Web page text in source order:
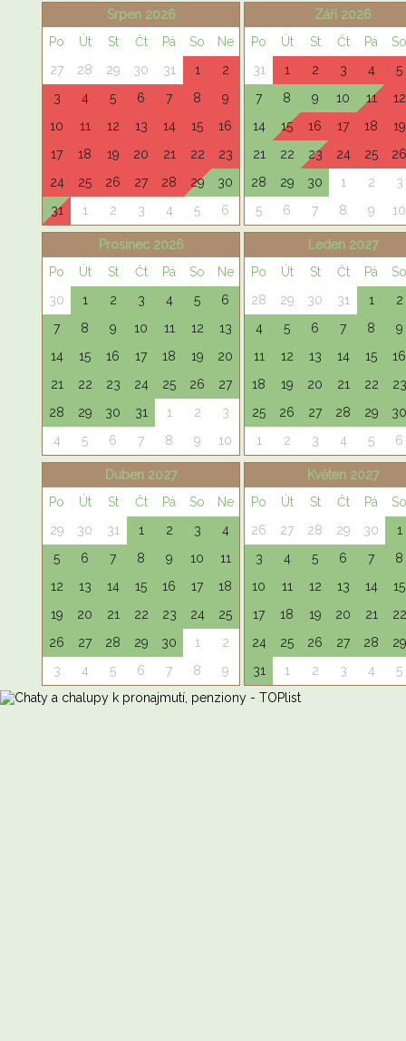
Srpen 2026
Po
Út St Čt Pá So
Ne
27
28 29 30 31 1
2
3
4 5 6 7 8
9
10
11 12 13 14 15
16
17
18 19 20 21 22
23
24
25 26 27 28 29
30
31
1 2 3 4 5 6
Září 2026
Po
Út St Čt Pá
So
31
1 2 3 4
5
7
8 9 10 11
12
14
15 16 17 18
19
21
22 23 24 25
26
28
29 30 1 2
3
5
6 7 8 9 10
Prosinec 2026
Po
Út St Čt Pá So
Ne
30
1 2 3 4 5
6
7
8 9 10 11 12
13
14
15 16 17 18 19
20
21
22 23 24 25 26
27
28
29 30 31 1 2
3
4
5 6 7 8 9 10
Leden 2027
Po
Út St Čt Pá
So
28
29 30 31 1
2
4
5 6 7 8
9
11
12 13 14 15
16
18
19 20 21 22
23
25
26 27 28 29
30
1
2 3 4 5 6
Duben 2027
Po
Út St Čt Pá So
Ne
29
30 31 1 2 3
4
5
6 7 8 9 10
11
12
13 14 15 16 17
18
19
20 21 22 23 24
25
26
27 28 29 30 1
2
3
4 5 6 7 8 9
Květen 2027
Po
Út St Čt Pá
So
26
27 28 29 30
1
3
4 5 6 7
8
10
11 12 13 14
15
17
18 19 20 21
22
24
25 26 27 28
29
31
1 2 3 4 5